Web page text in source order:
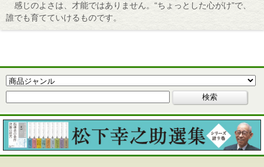
感じのよさは、才能ではありません。“ちょっとした心がけ”で、
誰でも育てていけるものです。